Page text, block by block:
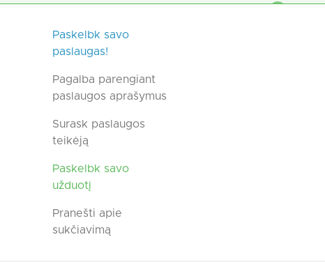
Paskelbk savo
paslaugas!
Pagalba parengiant
paslaugos aprašymus
Surask paslaugos
teikėją
Paskelbk savo
užduotį
Pranešti apie
sukčiavimą